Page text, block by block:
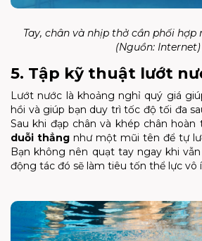
Tay, chân và nhịp thở cần phối
(Nguồn: Internet)
5. Tập kỹ thuật lướt
Lướt nước là khoảng nghỉ quý giá
hồi và giúp bạn duy trì tốc độ tối đa
Sau khi đạp chân và khép chân hoàn
duỗi thẳng như một mũi tên để tự
Bạn không nên quạt tay ngay khi
động tác đó sẽ làm tiêu tốn thể lực vô